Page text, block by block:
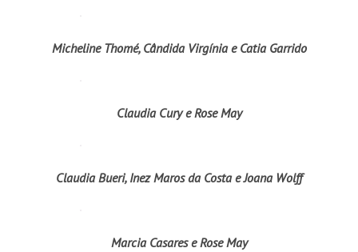
Micheline Thomé, Cândida Virgínia e Catia Garrido
Claudia Cury e Rose May
Claudia Bueri, Inez Maros da Costa e Joana Wolff
Marcia Casares e Rose May